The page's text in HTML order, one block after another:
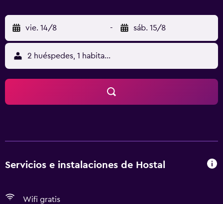
vie. 14/8 - sáb. 15/8
2 huéspedes, 1 habitación
Servicios e instalaciones de Hostal
Wifi gratis